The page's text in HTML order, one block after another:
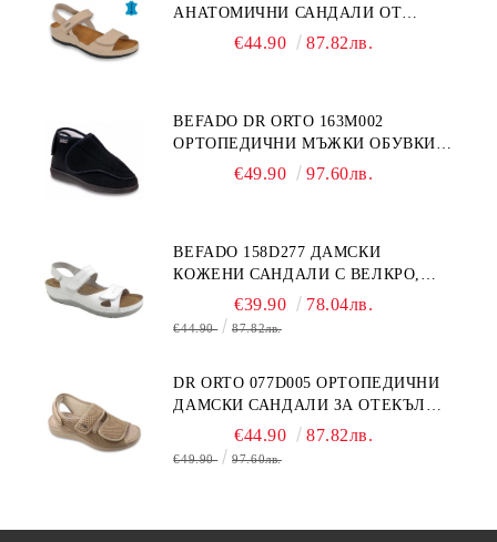
АНАТОМИЧНИ САНДАЛИ ОТ
ЕСТЕСТВЕНА КОЖА, БЕЖОВИ
€44.90 87.82лв.
BEFADO DR ORTO 163M002
ОРТОПЕДИЧНИ МЪЖКИ ОБУВКИ
ЗА ГИПСИРАН ИЛИ СВРЪХ
€49.90 97.60лв.
BEFADO 158D277 ДАМСКИ
КОЖЕНИ САНДАЛИ С ВЕЛКРО,
€39.90 78.04лв.
€44.90 87.82лв.
DR ORTO 077D005 ОРТОПЕДИЧНИ
ДАМСКИ САНДАЛИ ЗА ОТЕКЪЛ
КРАК, БЕЖОВИ
€44.90 87.82лв.
€49.90 97.60лв.